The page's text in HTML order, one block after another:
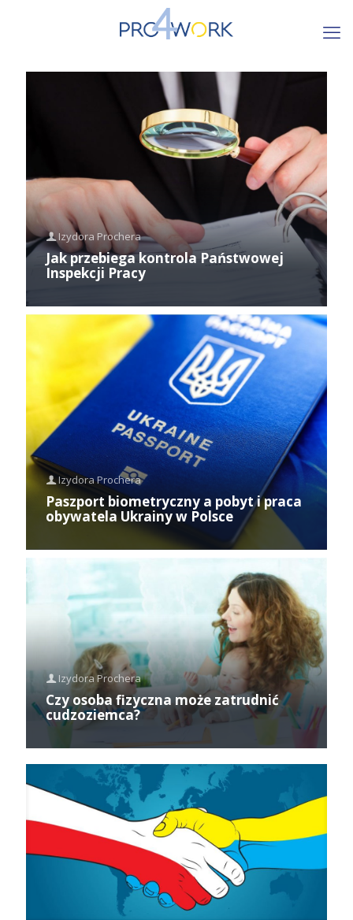
Izydora Prochera
Jak przebiega kontrola Państwowej
Inspekcji Pracy
Izydora Prochera
Paszport biometryczny a pobyt i praca
obywatela Ukrainy w Polsce
Izydora Prochera
Czy osoba fizyczna może zatrudnić
cudzoziemca?